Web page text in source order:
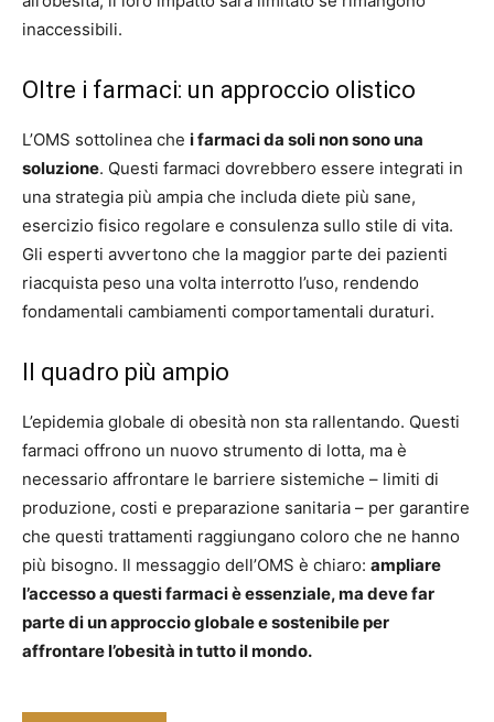
inaccessibili.
Oltre i farmaci: un approccio olistico
L’OMS sottolinea che i farmaci da soli non sono una
soluzione. Questi farmaci dovrebbero essere integrati in
una strategia più ampia che includa diete più sane,
esercizio fisico regolare e consulenza sullo stile di vita.
Gli esperti avvertono che la maggior parte dei pazienti
riacquista peso una volta interrotto l’uso, rendendo
fondamentali cambiamenti comportamentali duraturi.
Il quadro più ampio
L’epidemia globale di obesità non sta rallentando. Questi
farmaci offrono un nuovo strumento di lotta, ma è
necessario affrontare le barriere sistemiche – limiti di
produzione, costi e preparazione sanitaria – per garantire
che questi trattamenti raggiungano coloro che ne hanno
più bisogno. Il messaggio dell’OMS è chiaro: ampliare
l’accesso a questi farmaci è essenziale, ma deve far
parte di un approccio globale e sostenibile per
affrontare l’obesità in tutto il mondo.